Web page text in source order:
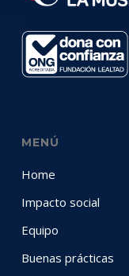
MENÚ
Home
Impacto social
Equipo
Buenas prácticas